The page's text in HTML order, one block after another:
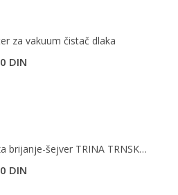
za vakuum čistač dlaka
DIN
Aparat za brijanje-šejver TRINA TRNSKLKS0004
DIN